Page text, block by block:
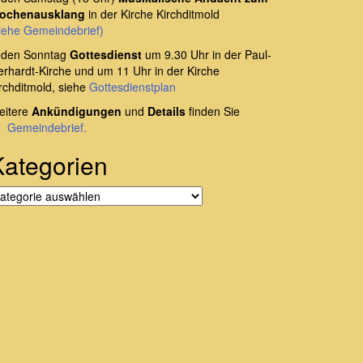
in der Kirche Kirchditmold
Gemeindebrief)
Sonntag Gottesdienst um 9.30 Uhr in der Paul-
Kirche und um 11 Uhr in der Kirche
siehe Gottesdienstplan
Ankündigungen und Details finden Sie
Gemeindebrief.